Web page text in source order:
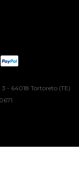
- 64018 Tortoreto (TE)